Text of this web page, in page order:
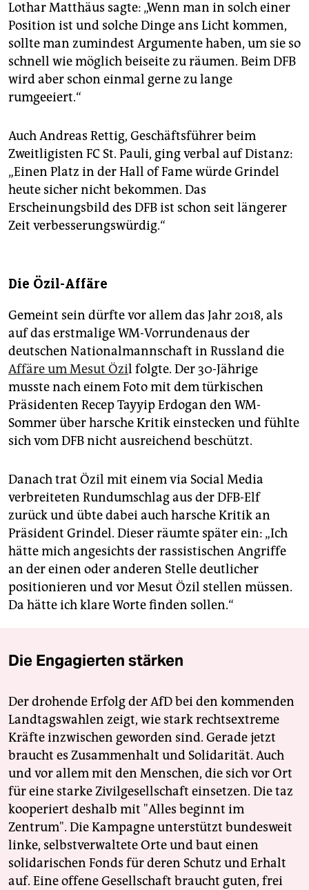
Lothar Matthäus sagte: „Wenn man in solch einer
Position ist und solche Dinge ans Licht kommen,
sollte man zumindest Argumente haben, um sie so
schnell wie möglich beiseite zu räumen. Beim DFB
wird aber schon einmal gerne zu lange
rumgeeiert.“
Auch Andreas Rettig, Geschäftsführer beim
Zweitligisten FC St. Pauli, ging verbal auf Distanz:
„Einen Platz in der Hall of Fame würde Grindel
heute sicher nicht bekommen. Das
Erscheinungsbild des DFB ist schon seit längerer
Zeit verbesserungswürdig.“
Die Özil-Affäre
Gemeint sein dürfte vor allem das Jahr 2018, als
auf das erstmalige WM-Vorrundenaus der
deutschen Nationalmannschaft in Russland die
Affäre um Mesut Özil folgte. Der 30-Jährige
musste nach einem Foto mit dem türkischen
Präsidenten Recep Tayyip Erdogan den WM-
Sommer über harsche Kritik einstecken und fühlte
sich vom DFB nicht ausreichend beschützt.
Danach trat Özil mit einem via Social Media
verbreiteten Rundumschlag aus der DFB-Elf
zurück und übte dabei auch harsche Kritik an
Präsident Grindel. Dieser räumte später ein: „Ich
hätte mich angesichts der rassistischen Angriffe
an der einen oder anderen Stelle deutlicher
positionieren und vor Mesut Özil stellen müssen.
Da hätte ich klare Worte finden sollen.“
Die Engagierten stärken
Der drohende Erfolg der AfD bei den kommenden
Landtagswahlen zeigt, wie stark rechtsextreme
Kräfte inzwischen geworden sind. Gerade jetzt
braucht es Zusammenhalt und Solidarität. Auch
und vor allem mit den Menschen, die sich vor Ort
für eine starke Zivilgesellschaft einsetzen. Die taz
kooperiert deshalb mit "Alles beginnt im
Zentrum". Die Kampagne unterstützt bundesweit
linke, selbstverwaltete Orte und baut einen
solidarischen Fonds für deren Schutz und Erhalt
auf. Eine offene Gesellschaft braucht guten, frei